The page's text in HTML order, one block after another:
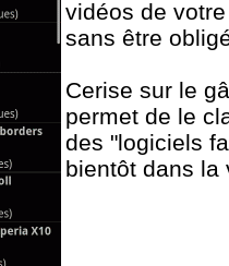
vidéos de
sans être
Cerise sur le
permet de le
des "logiciels
bientôt dans la